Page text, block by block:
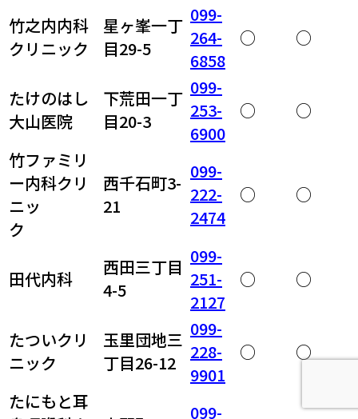
竹之内内科
クリニック
星ヶ峯一丁
目29-5
099-
264-
6858
○ ○
たけのはし
大山医院
下荒田一丁
目20-3
099-
253-
6900
○ ○
竹ファミリ
ー内科クリ
ニッ
ク
西千石町3-
21
099-
222-
2474
○ ○
田代内科
西田三丁目
4-5
099-
251-
2127
○ ○
たついクリ
ニック
玉里団地三
丁目26-12
099-
228-
9901
○ ○
たにもと耳
099-